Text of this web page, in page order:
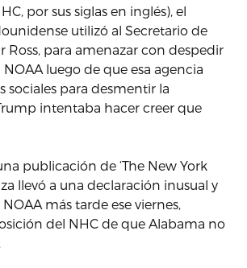
por sus siglas en inglés), el
utilizó al Secretario de
Ross, para amenazar con despedir
luego de que esa agencia
sociales para desmentir la
intentaba hacer creer que
publicación de ‘The New York
llevó a una declaración inusual y
más tarde ese viernes,
del NHC de que Alabama no